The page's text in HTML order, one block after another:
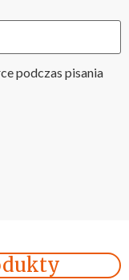
podczas pisania